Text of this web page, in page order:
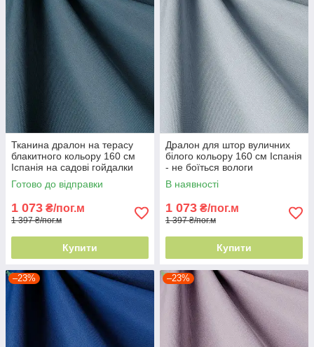
Тканина дралон на терасу
блакитного кольору 160 см
Іспанія на садові гойдалки
Готово до відправки
1 073 ₴/пог.м
1 397 ₴/пог.м
Купити
Дралон для штор вуличних
білого кольору 160 см Іспанія
- не боїться вологи
В наявності
1 073 ₴/пог.м
1 397 ₴/пог.м
Купити
–23% –23%